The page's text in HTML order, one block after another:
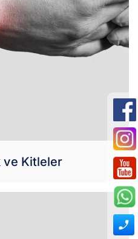
ve Kitleler